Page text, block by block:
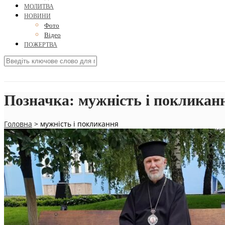
МОЛИТВА
НОВИНИ
Фото
Відео
ПОЖЕРТВА
Позначка: мужність і
Головна > мужність і покликання